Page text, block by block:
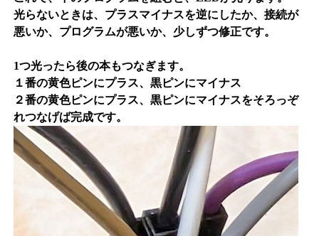
光らないときは、プラスマイナスを逆にしたか、接続が
悪いか、プログラムが悪いか、少しずつ修正です。
1つ光ったら後の本もつなぎます。
１番の黄色ピンにプラス、黒ピンにマイナス
２番の黄色ピンにプラス、黒ピンにマイナスをそろっぞ
れつなげば完成です。